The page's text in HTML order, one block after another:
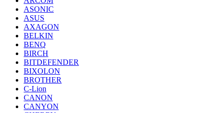
ASONIC
ASUS
AXAGON
BELKIN
BENQ
BIRCH
BITDEFENDER
BIXOLON
BROTHER
C-Lion
CANON
CANYON